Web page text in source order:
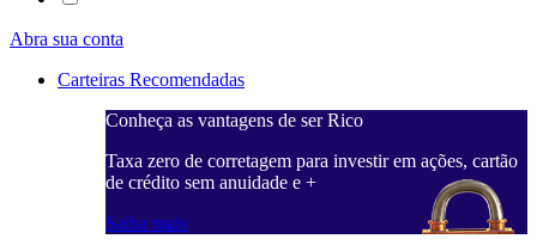
Abra sua conta
Carteiras Recomendadas
Conheça as vantagens de ser Rico
Taxa zero de corretagem para investir em ações, cartão
de crédito sem anuidade e +
Saiba mais